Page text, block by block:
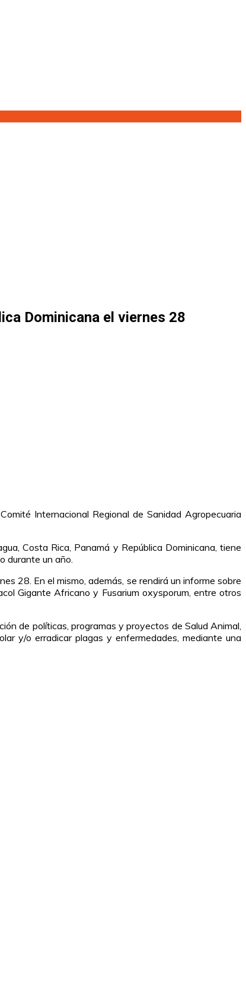
Dominicana el viernes 28
Internacional Regional de Sanidad Agropecuaria
Costa Rica, Panamá y República Dominicana, tiene
durante un año.
28. En el mismo, además, se rendirá un informe sobre
Gigante Africano y Fusarium oxysporum, entre otros
de políticas, programas y proyectos de Salud Animal,
y/o erradicar plagas y enfermedades, mediante una